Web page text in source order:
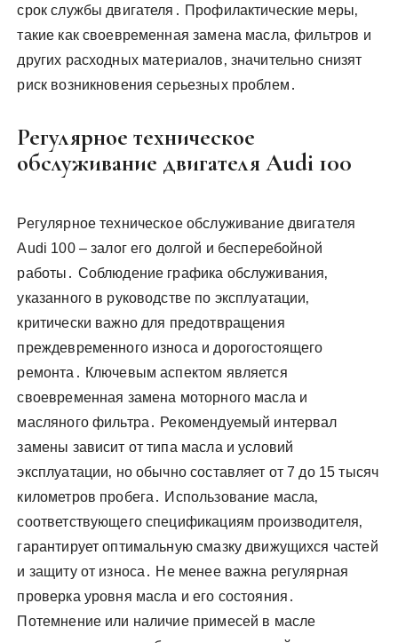
срок службы двигателя․ Профилактические меры‚
такие как своевременная замена масла‚ фильтров и
других расходных материалов‚ значительно снизят
риск возникновения серьезных проблем․
Регулярное техническое
обслуживание двигателя Audi 100
Регулярное техническое обслуживание двигателя
Audi 100 – залог его долгой и бесперебойной
работы․ Соблюдение графика обслуживания‚
указанного в руководстве по эксплуатации‚
критически важно для предотвращения
преждевременного износа и дорогостоящего
ремонта․ Ключевым аспектом является
своевременная замена моторного масла и
масляного фильтра․ Рекомендуемый интервал
замены зависит от типа масла и условий
эксплуатации‚ но обычно составляет от 7 до 15 тысяч
километров пробега․ Использование масла‚
соответствующего спецификациям производителя‚
гарантирует оптимальную смазку движущихся частей
и защиту от износа․ Не менее важна регулярная
проверка уровня масла и его состояния․
Потемнение или наличие примесей в масле